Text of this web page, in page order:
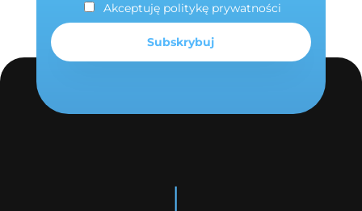
Akceptuję politykę prywatności